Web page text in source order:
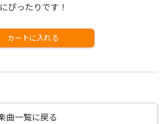
ぴったりです！
カートに入れる
曲一覧に戻る